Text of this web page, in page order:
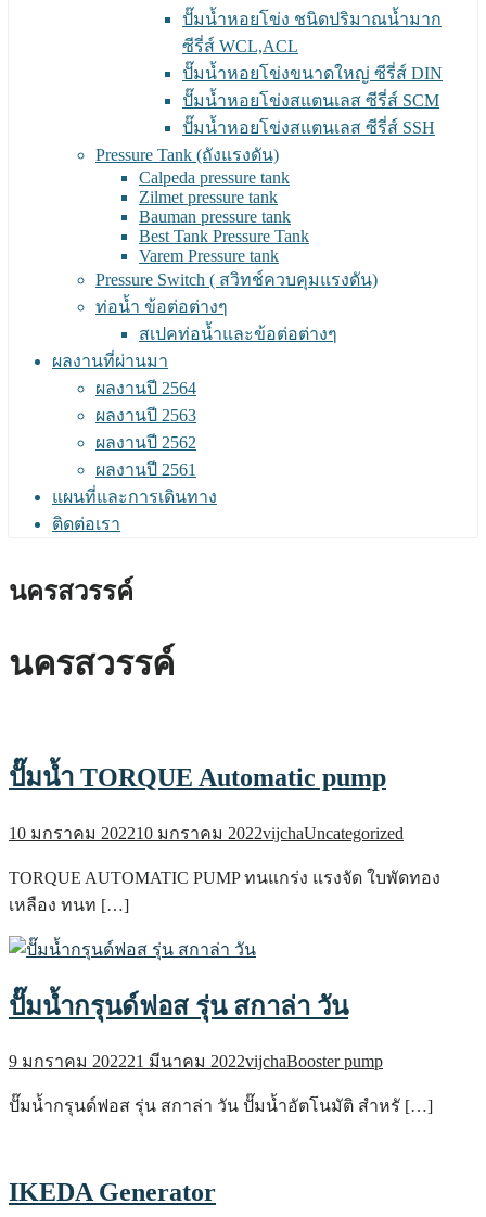
ปั๊มน้ำหอยโข่ง ชนิดปริมาณน้ำมาก
ซีรี่ส์ WCL,ACL
ปั๊มน้ำหอยโข่งขนาดใหญ่ ซีรี่ส์ DIN
ปั๊มน้ำหอยโข่งสแตนเลส ซีรี่ส์ SCM
ปั๊มน้ำหอยโข่งสแตนเลส ซีรี่ส์ SSH
Pressure Tank (ถังแรงดัน)
Calpeda pressure tank
Zilmet pressure tank
Bauman pressure tank
Best Tank Pressure Tank
Varem Pressure tank
Pressure Switch ( สวิทช์ควบคุมแรงดัน)
ท่อน้ำ ข้อต่อต่างๆ
สเปคท่อน้ำและข้อต่อต่างๆ
ผลงานที่ผ่านมา
ผลงานปี 2564
ผลงานปี 2563
ผลงานปี 2562
ผลงานปี 2561
แผนที่และการเดินทาง
ติดต่อเรา
นครสวรรค์
นครสวรรค์
ปั๊มน้ำ TORQUE Automatic pump
10 มกราคม 202210 มกราคม 2022vijchaUncategorized
TORQUE AUTOMATIC PUMP ทนแกร่ง แรงจัด ใบพัดทอง
เหลือง ทนท […]
ปั๊มน้ำกรุนด์ฟอส รุ่น สกาล่า วัน
9 มกราคม 202221 มีนาคม 2022vijchaBooster pump
ปั๊มน้ำกรุนด์ฟอส รุ่น สกาล่า วัน ปั๊มน้ำอัตโนมัติ สำหรั […]
IKEDA Generator